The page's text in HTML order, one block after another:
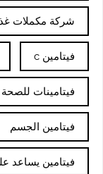
شركة مكملات
فيتامين c
فيتامينات للصحة
فيتامين الجسم
فيتامين يساعد